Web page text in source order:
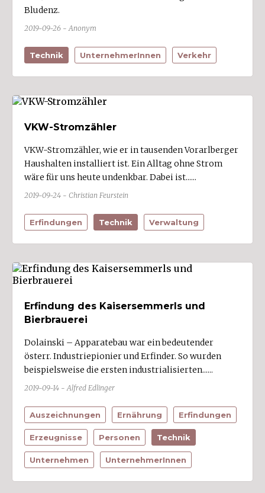
Bludenz.
2019-09-26 - Anonym
Technik UnternehmerInnen Verkehr
VKW-Stromzähler
VKW-Stromzähler, wie er in tausenden Vorarlberger
Haushalten installiert ist. Ein Alltag ohne Strom
wäre für uns heute undenkbar. Dabei ist......
2019-09-24 - Christian Feurstein
Erfindungen Technik Verwaltung
Erfindung des Kaisersemmerls und
Bierbrauerei
Dolainski – Apparatebau war ein bedeutender
österr. Industriepionier und Erfinder. So wurden
beispielsweise die ersten industrialisierten......
2019-09-14 - Alfred Edlinger
Auszeichnungen Ernährung Erfindungen
Erzeugnisse Personen Technik
Unternehmen UnternehmerInnen